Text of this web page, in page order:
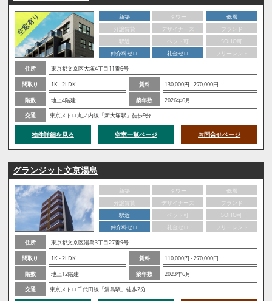
新築 タワー
低層
分譲賃貸
デザイナーズ
ブランド
駅近
ペット可
SOHO可
仲介料ゼロ
礼金ゼロ
フリーレント
住所
東京都文京区大塚4丁目11番6号
間取り
1K - 2LDK 賃料
130,000円 - 270,000円
階数
地上4階建 築年数
2026年6月
交通
東京メトロ丸ノ内線「新大塚駅」徒歩9分
物件詳細を見る 空室一覧ページ お問合せページ
グランジット文京湯島
新築 タワー
低層
分譲賃貸
デザイナーズ
ブランド
駅近
ペット可
SOHO可
仲介料ゼロ
礼金ゼロ
フリーレント
住所
東京都文京区湯島3丁目27番9号
間取り
1K - 2LDK 賃料
110,000円 - 270,000円
階数
地上12階建 築年数
2023年6月
交通
東京メトロ千代田線「湯島駅」徒歩2分